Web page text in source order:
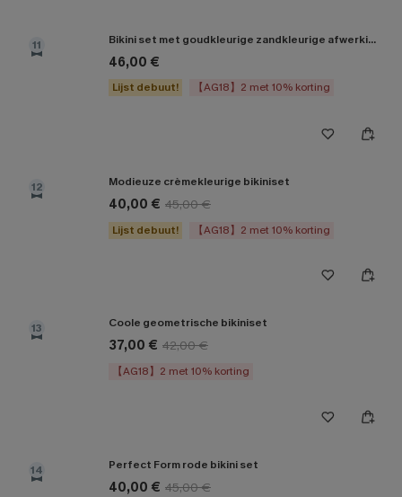
11 Bikini set met goudkleurige zandkleurige afwerking
46,00 €
Lijst debuut! 【AG18】2 met 10% korting
12 Modieuze crèmekleurige bikiniset
40,00 € 45,00 €
Lijst debuut! 【AG18】2 met 10% korting
13 Coole geometrische bikiniset
37,00 € 42,00 €
【AG18】2 met 10% korting
14 Perfect Form rode bikini set
40,00 € 45,00 €